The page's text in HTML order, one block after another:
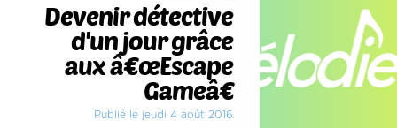
Devenir détective
d'un jour grâce
aux â€œEscape
Gameâ€
Publié le jeudi 4 août 2016